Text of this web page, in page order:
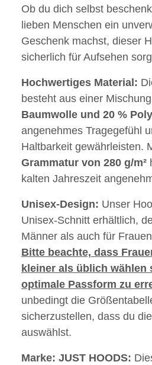
Ob du dich selbst
lieben Menschen ein
Geschenk machst, dieser
sicherlich für Aufsehen
Hochwertiges Material:
besteht aus einer
Baumwolle und 20 %
angenehmes Tragegefühl
Haltbarkeit gewährleisten.
Grammatur von 280 g/m²
kalten Jahreszeit
Unisex-Design: Unser
Unisex-Schnitt erhältlich,
Männer als auch für
Bitte beachte, dass
kleiner als üblich wählen
optimale Passform zu
unbedingt die
sicherzustellen, dass du
auswählst.
Marke: JUST HOODS: